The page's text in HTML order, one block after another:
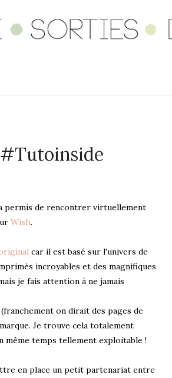
permis de rencontrer virtuellement
Wish.
car il est basé sur l'univers de
incroyables et des magnifiques
je fais attention à ne jamais
on dirait des pages de
Je trouve cela totalement
même temps tellement exploitable !
en place un petit partenariat entre